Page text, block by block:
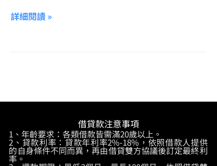
詳細閱讀 »
借貸款注意事項
1、年齡要求：各類借款皆需滿20歲以上。
2、貸款利率：貸款年利率2%-18%，依照借款人提供
的自身條件不同而異，再由借貸雙方協議後訂定最終利
率。